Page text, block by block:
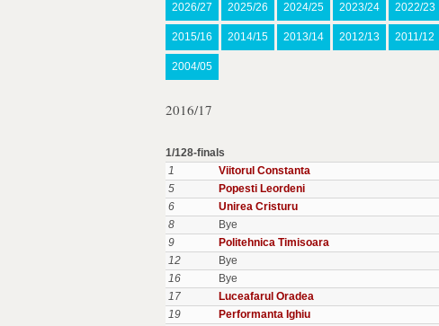
2026/27 2025/26 2024/25 2023/24 2022/23
2015/16 2014/15 2013/14 2012/13 2011/12
2004/05
2016/17
1/128-finals
1
Viitorul Constanta
5
Popesti Leordeni
6
Unirea Cristuru
8
Bye
9
Politehnica Timisoara
12
Bye
16
Bye
17
Luceafarul Oradea
19
Performanta Ighiu